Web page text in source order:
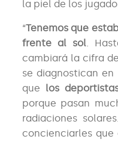
la piel de los
“Tenemos que
frente al sol.
cambiará la cifra
se diagnostican en
que los
porque pasan
radiaciones
concienciarles que